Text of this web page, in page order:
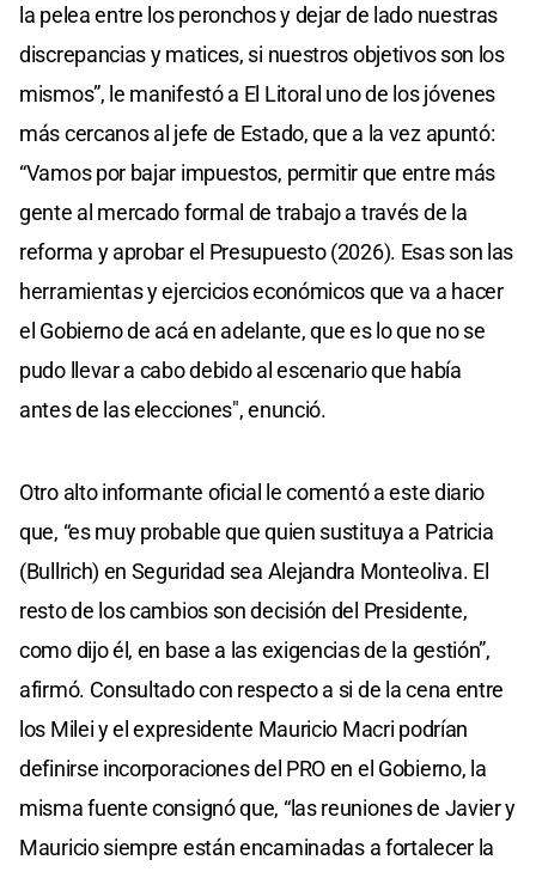
la pelea entre los peronchos y dejar de lado nuestras
discrepancias y matices, si nuestros objetivos son los
mismos”, le manifestó a El Litoral uno de los jóvenes
más cercanos al jefe de Estado, que a la vez apuntó:
“Vamos por bajar impuestos, permitir que entre más
gente al mercado formal de trabajo a través de la
reforma y aprobar el Presupuesto (2026). Esas son las
herramientas y ejercicios económicos que va a hacer
el Gobierno de acá en adelante, que es lo que no se
pudo llevar a cabo debido al escenario que había
antes de las elecciones", enunció.
Otro alto informante oficial le comentó a este diario
que, “es muy probable que quien sustituya a Patricia
(Bullrich) en Seguridad sea Alejandra Monteoliva. El
resto de los cambios son decisión del Presidente,
como dijo él, en base a las exigencias de la gestión”,
afirmó. Consultado con respecto a si de la cena entre
los Milei y el expresidente Mauricio Macri podrían
definirse incorporaciones del PRO en el Gobierno, la
misma fuente consignó que, “las reuniones de Javier y
Mauricio siempre están encaminadas a fortalecer la